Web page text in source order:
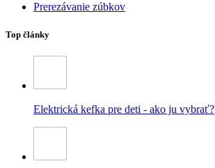
Prerezávanie zúbkov
Top články
Elektrická kefka pre deti - ako ju vybrať?